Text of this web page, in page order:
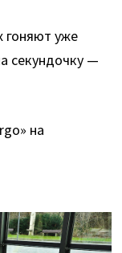
гоняют уже
секундочку —
на